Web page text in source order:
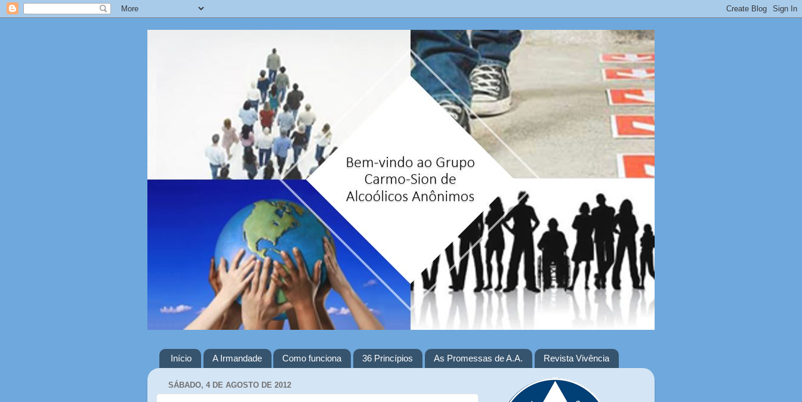
Início A Irmandade Como funciona 36 Princípios As Promessas de A.A. Revista Vivência
SÁBADO, 4 DE AGOSTO DE 2012